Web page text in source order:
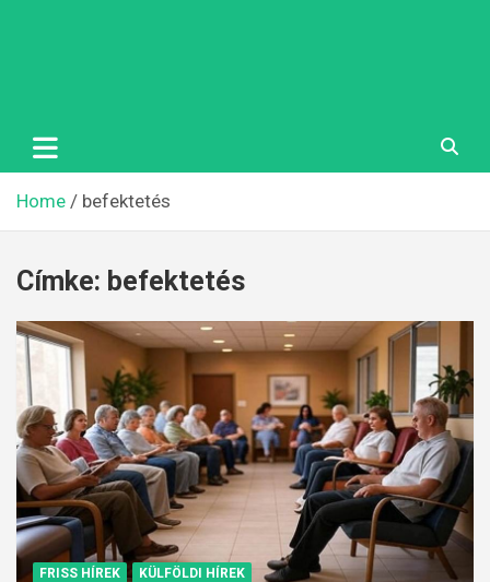
Home befektetés
Címke: befektetés
FRISS HÍREK KÜLFÖLDI HÍREK